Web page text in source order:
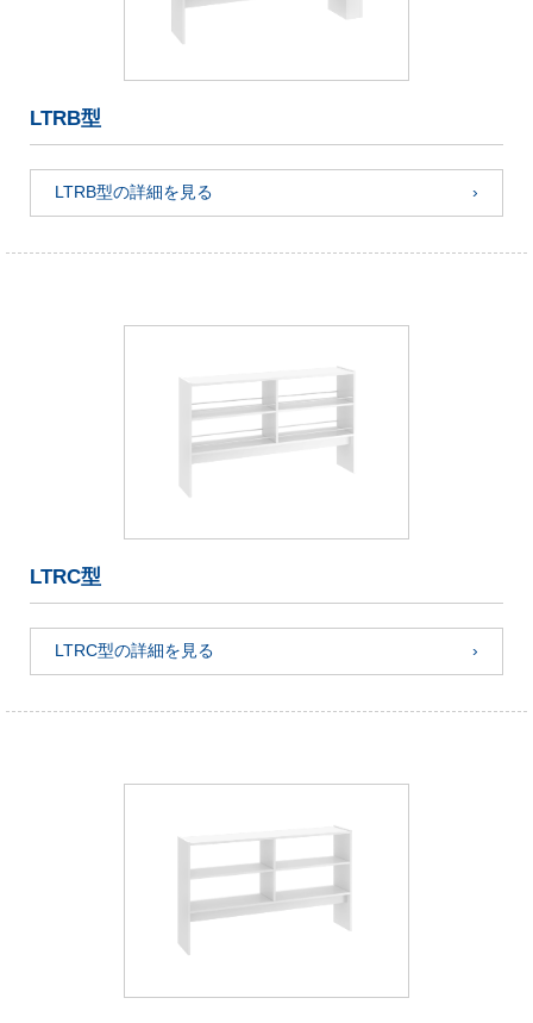
LTRB型
LTRB型の詳細を見る
LTRC型
LTRC型の詳細を見る